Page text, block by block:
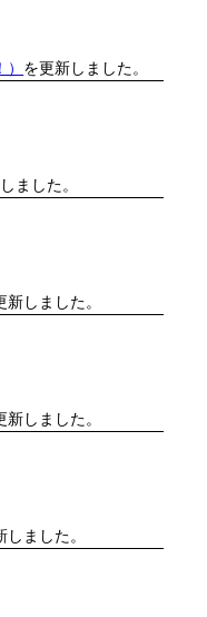
を更新しました。
ました。
新しました。
新しました。
しました。